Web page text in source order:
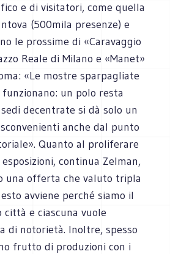
e di visitatori, come quella
(500mila presenze) e
le prossime di «Caravaggio
Reale di Milano e «Manet»
«Le mostre sparpagliate
un polo resta
decentrate si dà solo un
anche dal punto
Quanto al proliferare
continua Zelman,
una offerta che valuto tripla
avviene perché siamo il
città e ciascuna vuole
di notorietà. Inoltre, spesso
frutto di produzioni con i